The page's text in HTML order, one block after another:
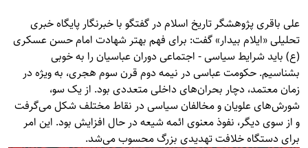
علی باقری پژوهشگر تاریخ اسلام در گفتگو با خبرنگار پایگاه خبری
تحلیلی «ایلام بیدار» گفت: برای فهم بهتر شهادت امام حسن عسکری
(ع) باید شرایط سیاسی - اجتماعی دوران عباسیان را به خوبی
بشناسیم. حکومت عباسی در نیمه دوم قرن سوم هجری، به ویژه در
زمان معتمد، دچار بحران‌های داخلی متعددی بود. از یک سو،
شورش‌های علویان و مخالفان سیاسی در نقاط مختلف شکل می‌گرفت
و از سوی دیگر، نفوذ معنوی ائمه شیعه در حال افزایش بود. این امر
برای دستگاه خلافت تهدیدی بزرگ محسوب می‌شد.